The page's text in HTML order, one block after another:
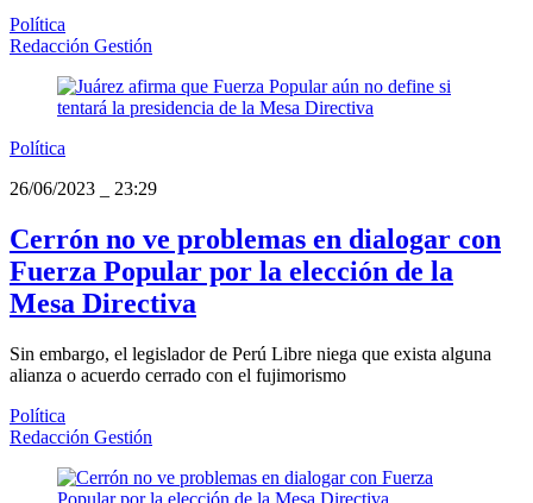
Política
Redacción Gestión
Política
26/06/2023
23:29
Cerrón no ve problemas en dialogar con
Fuerza Popular por la elección de la
Mesa Directiva
Sin embargo, el legislador de Perú Libre niega que exista alguna
alianza o acuerdo cerrado con el fujimorismo
Política
Redacción Gestión